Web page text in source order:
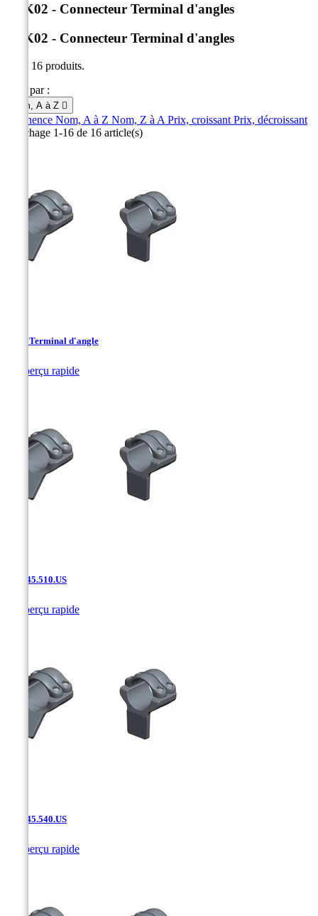
SAK02 - Connecteur Terminal d'angles
SAK02 - Connecteur Terminal d'angles
Il y a 16 produits.
Trier par :
Nom, A à Z 
Pertinence Nom, A à Z Nom, Z à A Prix, croissant Prix, décroissant
Affichage 1-16 de 16 article(s)
SAK- Terminal d'angle
Aperçu rapide
SAK.45.510.US
Aperçu rapide
SAK.45.540.US
Aperçu rapide